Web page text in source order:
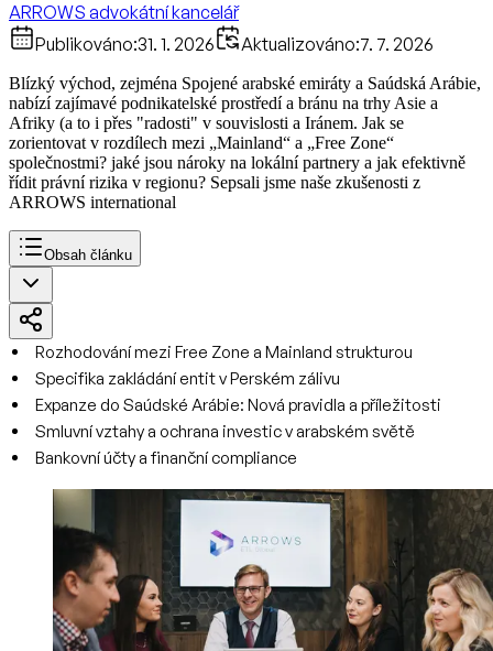
ARROWS advokátní kancelář
Publikováno:31. 1. 2026 Aktualizováno:7. 7. 2026
Blízký východ, zejména Spojené arabské emiráty a Saúdská Arábie,
nabízí zajímavé podnikatelské prostředí a bránu na trhy Asie a
Afriky (a to i přes "radosti" v souvislosti a Iránem. Jak se
zorientovat v rozdílech mezi „Mainland“ a „Free Zone“
společnostmi? jaké jsou nároky na lokální partnery a jak efektivně
řídit právní rizika v regionu? Sepsali jsme naše zkušenosti z
ARROWS international
Obsah článku
Rozhodování mezi Free Zone a Mainland strukturou
Specifika zakládání entit v Perském zálivu
Expanze do Saúdské Arábie: Nová pravidla a příležitosti
Smluvní vztahy a ochrana investic v arabském světě
Bankovní účty a finanční compliance